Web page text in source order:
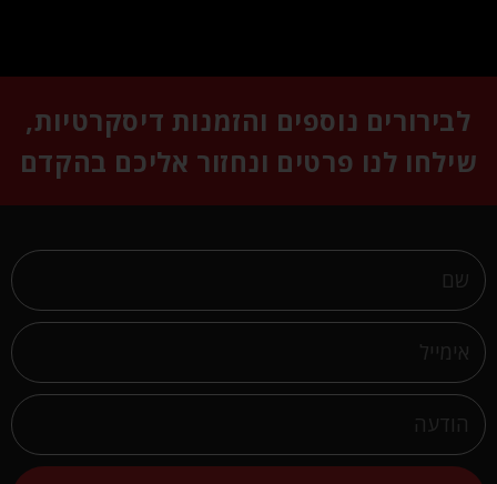
לבירורים נוספים והזמנות דיסקרטיות,
שילחו לנו פרטים ונחזור אליכם בהקדם